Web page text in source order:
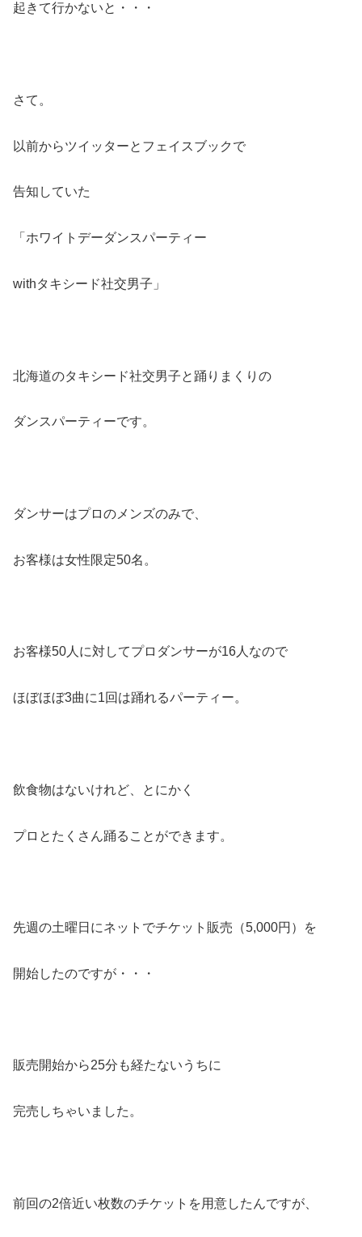
起きて行かないと・・・
さて。
以前からツイッターとフェイスブックで
告知していた
「ホワイトデーダンスパーティー
withタキシード社交男子」
北海道のタキシード社交男子と踊りまくりの
ダンスパーティーです。
ダンサーはプロのメンズのみで、
お客様は女性限定50名。
お客様50人に対してプロダンサーが16人なので
ほぼほぼ3曲に1回は踊れるパーティー。
飲食物はないけれど、とにかく
プロとたくさん踊ることができます。
先週の土曜日にネットでチケット販売（5,000円）を
開始したのですが・・・
販売開始から25分も経たないうちに
完売しちゃいました。
前回の2倍近い枚数のチケットを用意したんですが、